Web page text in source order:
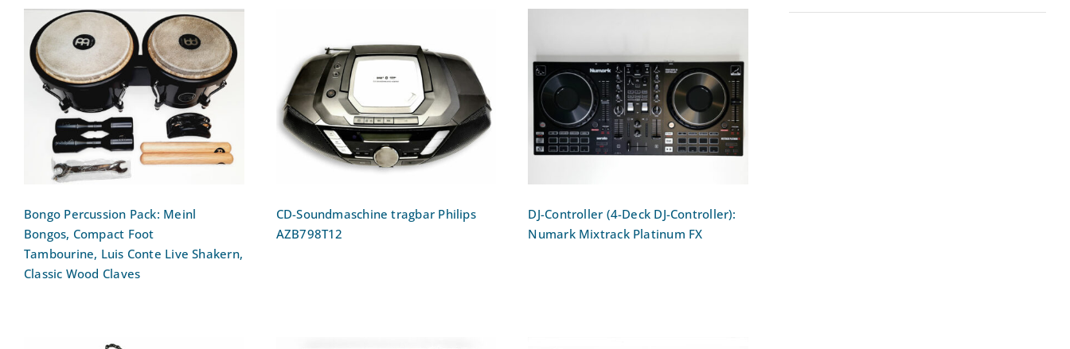
Bongo Percussion Pack:
Meinl Bongos, Compact
Foot Tambourine, Luis
Conte Live Shakern, Classic
Wood Claves
Bongo Percussion Pack: Meinl
Bongos, Compact Foot
Tambourine, Luis Conte Live Shakern,
Classic Wood Claves
CD-Soundmaschine tragbar
Philips AZB798T12
CD-Soundmaschine tragbar Philips
AZB798T12
DJ-Controller (4-Deck DJ-
Controller): Numark Mixtrack
Platinum FX
DJ-Controller (4-Deck DJ-Controller):
Numark Mixtrack Platinum FX